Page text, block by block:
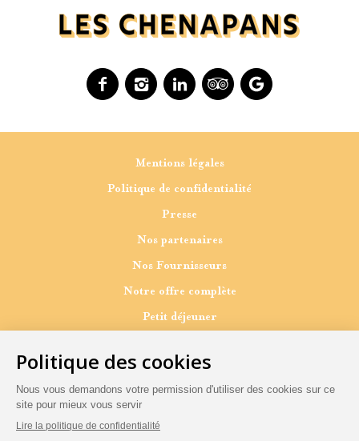
FacebookInstagramLinkedinTripadvisorGoogle
Mentions légales
Politique de confidentialité
Presse
Nos partenaires
Nos Fournisseurs
Notre offre complète
Petit déjeuner
Dîner
A emporter